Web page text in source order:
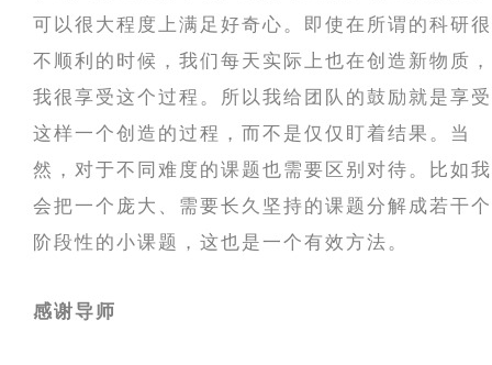
可以很大程度上满足好奇心。即使在所谓的科研很
不顺利的时候，我们每天实际上也在创造新物质，
我很享受这个过程。所以我给团队的鼓励就是享受
这样一个创造的过程，而不是仅仅盯着结果。当
然，对于不同难度的课题也需要区别对待。比如我
会把一个庞大、需要长久坚持的课题分解成若干个
阶段性的小课题，这也是一个有效方法。
感谢导师